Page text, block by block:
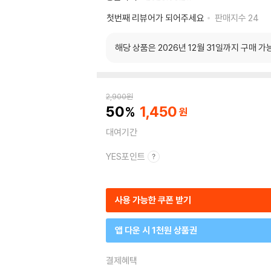
첫번째 리뷰어가 되어주세요
판매지수 24
해당 상품은 2026년 12월 31일까지 구매 가
2,900원
50 1,450
대여기간
YES포인트
사용 가능한 쿠폰 받기
앱 다운 시 1천원 상품권
결제혜택